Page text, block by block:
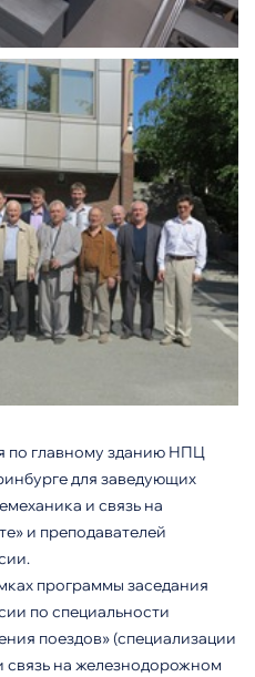
по главному зданию НПЦ
для заведующих
и связь на
и преподавателей
программы заседания
по специальности
поездов» (специализации
связь на железнодорожном